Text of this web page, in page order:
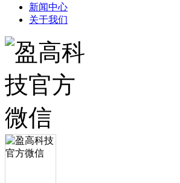
新闻中心
关于我们